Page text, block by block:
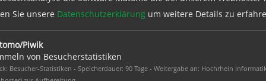
Schlesinger (20.09.1831 – 01.06.1919 Berlin),
sich in ihren Romanen, Novellen, Theaterstücken
von Männern und Frauen ein. Sie war eine der ersten
für beide Geschlechter und kämpfte für das
Sie unsere Datenschutzerklärung um weitere Details zu
Piwik
von Besucherstatistiken
Besucher-Statistiken - Speicherdauer: 90 Tage - Weitergabe an: Hochrhein